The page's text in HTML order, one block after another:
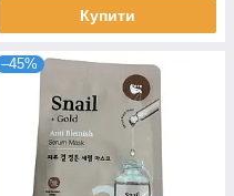
Купити
–45%